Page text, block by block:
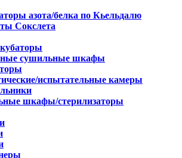
азота/белка по Кьельдалю
Сокслета
сушильные шкафы
испытательные камеры
шкафы/стерилизаторы